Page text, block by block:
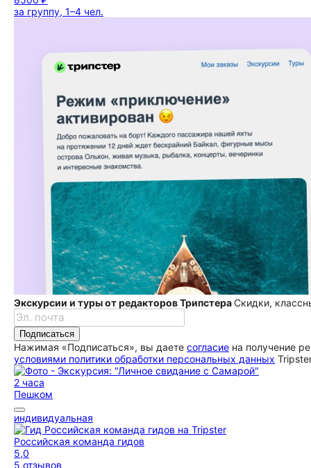
за группу, 1–4 чел.
Экскурсии и туры от редакторов ТрипстераСкидки,
Подписаться
Нажимая «Подписаться», вы даете согласие на получение
условиями политики обработки персональных данных
2 часа
Пешком
индивидуальная
Российская команда гидов
5,0
5 отзывов